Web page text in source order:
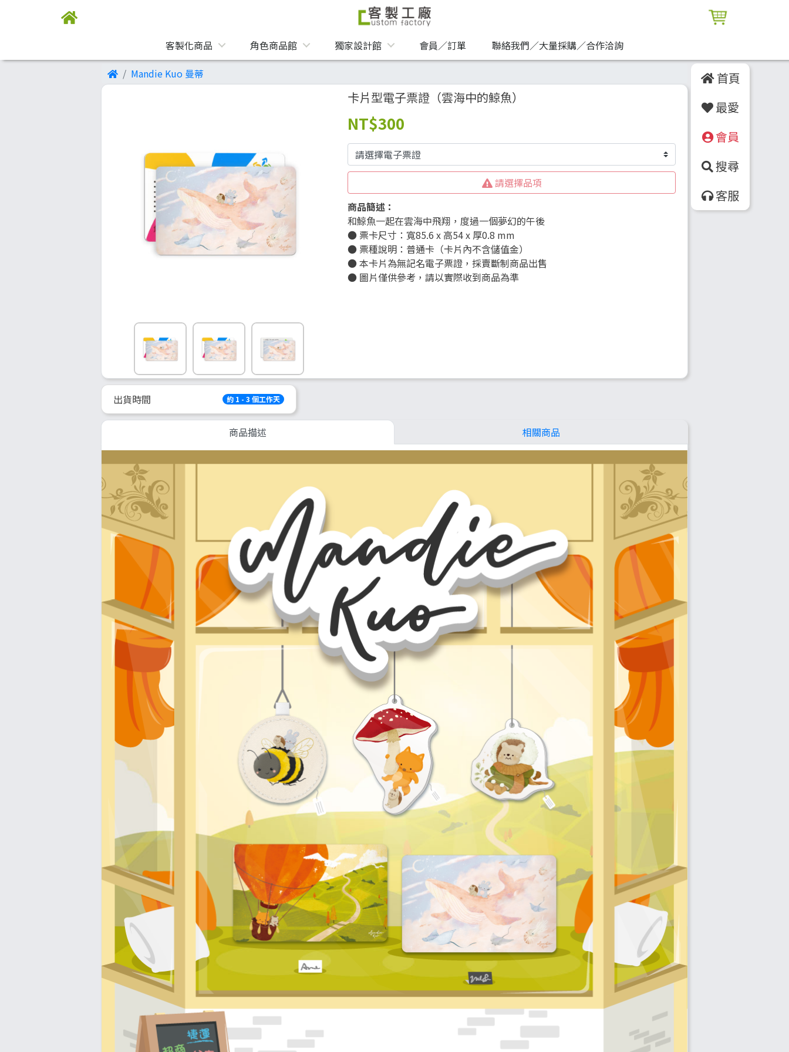
客製化商品 角色商品館 獨家設計館 會員／訂單 聯絡我們／大量採購／合作洽詢
首頁
最愛
會員
搜尋
客服
Mandie Kuo 曼蒂
卡片型電子票證（雲海中的鯨魚）
NT$300
請選擇品項
商品簡述：
和鯨魚一起在雲海中飛翔，度過一個夢幻的午後
● 票卡尺寸：寬85.6 x 高54 x 厚0.8 mm
● 票種說明：普通卡（卡片內不含儲值金）
● 本卡片為無記名電子票證，採賣斷制商品出售
● 圖片僅供參考，請以實際收到商品為準
出貨時間 約 1 - 3 個工作天
商品描述 相關商品